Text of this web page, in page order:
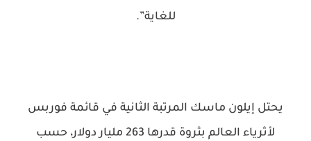
للغاية”.
يحتل إيلون ماسك المرتبة الثانية في قائمة فوربس
لأثرياء العالم بثروة قدرها 263 مليار دولار، حسب